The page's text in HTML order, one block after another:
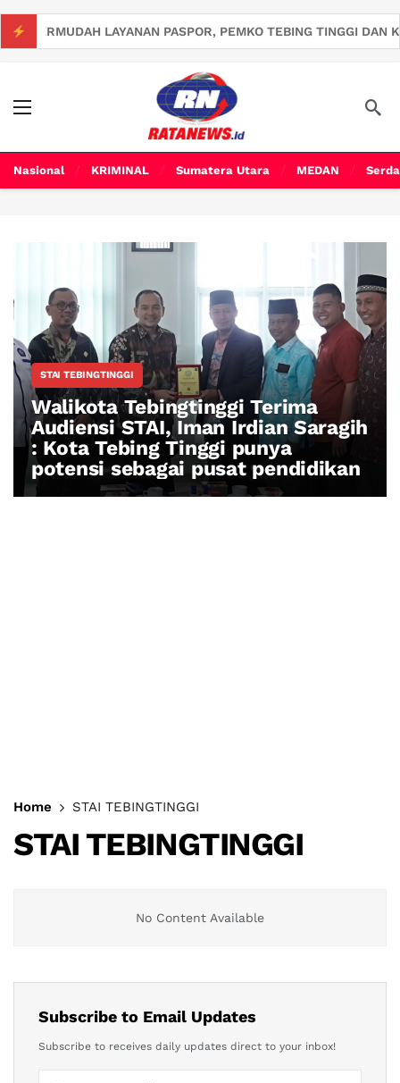
LAYANAN PASPOR, PEMKO TEBING TINGGI DAN
Nasional KRIMINAL Sumatera Utara MEDAN
STAI TEBINGTINGGI
Walikota Tebingtinggi Terima
Audiensi STAI, Iman Irdian Saragih
: Kota Tebing Tinggi punya
potensi sebagai pusat pendidikan
Home STAI TEBINGTINGGI
STAI TEBINGTINGGI
No Content Available
Subscribe to Email Updates
Subscribe to receives daily updates direct to your inbox!